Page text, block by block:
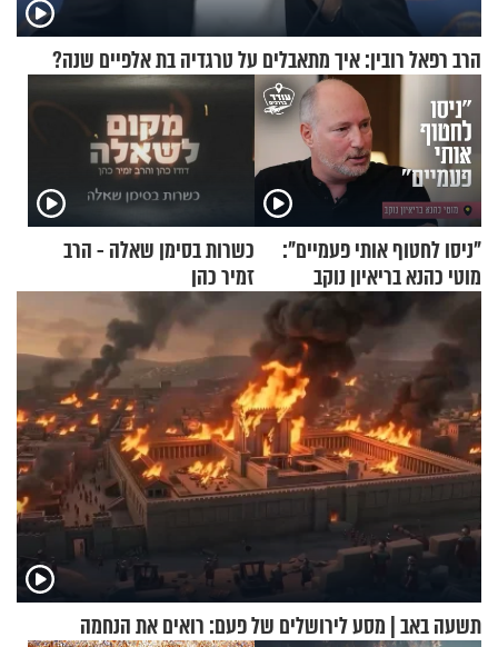
הרב רפאל רובין: איך מתאבלים על טרגדיה בת אלפיים שנה?
"ניסו לחטוף אותי פעמיים":
מוטי כהנא בריאיון נוקב
כשרות בסימן שאלה - הרב
זמיר כהן
תשעה באב | מסע לירושלים של פעם: רואים את הנחמה